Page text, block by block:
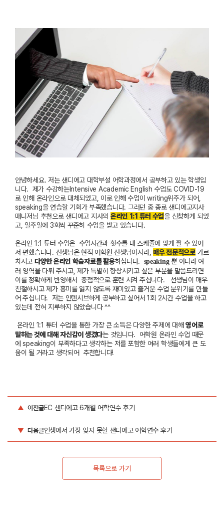
안녕하세요.저는 샌디에고 대학부설 어학과정에서 공부하고 있는 학생입
니다. 제가 수강하는Intensive Academic English 수업도COVID-19
로 인해 온라인으로 대체되었고, 이로 인해 수업이 writing위주가 되어,
speaking을 연습할 기회가 부족했습니다. 그러던 중 종로 샌디에고지사
매니저님 추천으로 샌디에고 지사의 온라인 1:1 튜터 수업을 신청하게 되었
고, 일주일에 3회씩 꾸준히 수업을 받고 있습니다.
온라인 1:1 튜터 수업은 수업시간과 횟수를 내 스케쥴에 맞게 짤 수 있어
서 편했습니다. 선생님은 현직 어학원 선생님이시라, 매우전문적으로 가르
치시고 다양한온라인 학습자료를활용하십니다. speaking 뿐 아니라 여
러 영역을 다뤄 주시고, 제가 특별히 향상시키고 싶은 부분을 말씀드리면
이를 정확하게 반영해서 중점적으로 훈련 시켜 주십니다. 선생님이 매우
친절하시고 제가 흥미를 잃지 않도록 재미있고 즐거운 수업 분위기를 만들
어 주십니다. 저는 인텐시브하게 공부하고 싶어서 1회 2시간 수업을 하고
있는데 전혀 지루하지 않았습니다 ^^
온라인 1:1 튜터 수업을 통한 가장 큰 소득은 다양한 주제에 대해 영어로
말하는것에 대해 자신감이 생겼다는 것입니다. 어학원 온라인 수업 때문
에 speaking이 부족하다고 생각하는 저를 포함한 여러 학생들에게 큰 도
움이 될 거라고 생각되어 추천합니다!
▲ 이전글EC 샌디에고 6개월 어학연수 후기
▼ 다음글인생에서 가장 잊지 못할 샌디에고 어학연수 후기
목록으로 가기